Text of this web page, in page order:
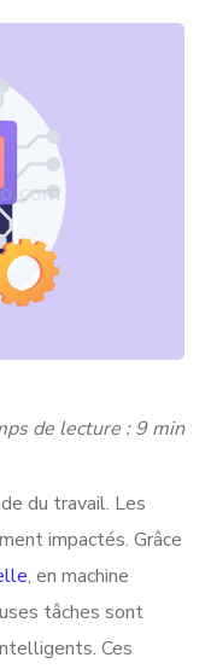
de lecture : 9 min
du travail. Les
impactés. Grâce
, en machine
tâches sont
Ces